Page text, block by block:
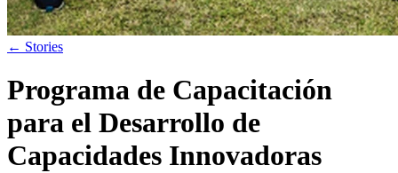
← Stories
Programa de Capacitación
para el Desarrollo de
Capacidades Innovadoras